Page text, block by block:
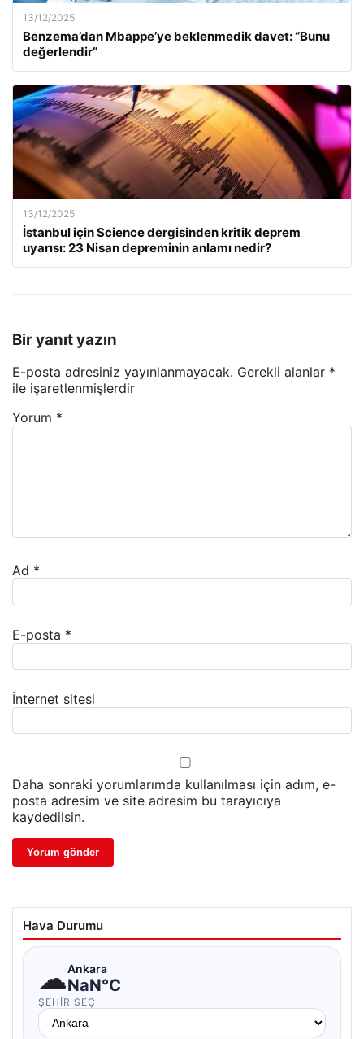
13/12/2025
Benzema’dan Mbappe’ye beklenmedik davet: “Bunu
değerlendir”
13/12/2025
İstanbul için Science dergisinden kritik deprem
uyarısı: 23 Nisan depreminin anlamı nedir?
Bir yanıt yazın
E-posta adresiniz yayınlanmayacak. Gerekli alanlar *
ile işaretlenmişlerdir
Yorum *
Ad *
E-posta *
İnternet sitesi
Daha sonraki yorumlarımda kullanılması için adım, e-
posta adresim ve site adresim bu tarayıcıya
kaydedilsin.
Hava Durumu
☁Ankara
NaN°C
ŞEHIR SEÇ